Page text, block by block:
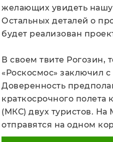
желающих увидеть нашу
Остальных деталей о
будет реализован
В своем твите Рогозин,
«Роскосмос» заключил
Доверенность
краткосрочного
(МКС) двух туристов.
отправятся на одном